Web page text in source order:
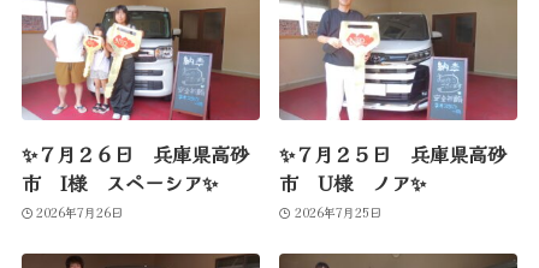
✨７月２６日 兵庫県高砂
市 I様 スペーシア✨
2026年7月26日
✨７月２５日 兵庫県高砂
市 U様 ノア✨
2026年7月25日